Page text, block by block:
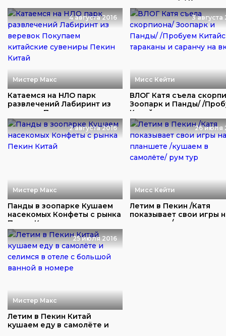
развлечений / Кару...
4 августа 2016
Мистер Макс
Катаемся на НЛО парк
развлечений Лабиринт из
веревок Покупае...
3 августа
Мисс Кейти
ВЛОГ Катя съела
Зоопарк и Панды/ /
Китайск...
2 августа 2016
Мистер Макс
Панды в зоопарке Кушаем
насекомых Конфеты с рынка
Пекин Кита...
26 июля
Мисс Кейти
Летим в Пекин /Катя
показывает свои игры
планшете /кушаем...
25 июля 2016
Мистер Макс
Летим в Пекин Китай
кушаем еду в самолёте и